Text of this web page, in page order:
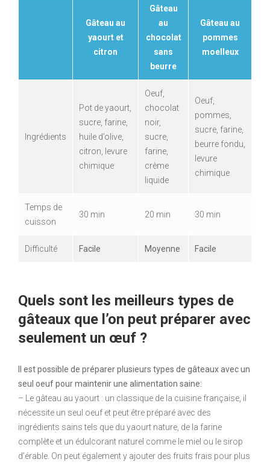
Gâteau au
yaourt et
citron
Gâteau
au
chocolat
sans
beurre
Gâteau au
pommes
moelleux
Ingrédients
Pot de yaourt,
sucre, farine,
huile d’olive,
citron, levure
chimique
Oeuf,
chocolat
noir,
sucre,
farine,
crème
liquide
Oeuf,
pommes,
sucre, farine,
beurre fondu,
levure
chimique
Temps de
cuisson
30 min 20 min 30 min
Difficulté Facile Moyenne Facile
Quels sont les meilleurs types de
gâteaux que l’on peut préparer avec
seulement un œuf ?
Il est possible de préparer plusieurs types de gâteaux avec un
seul oeuf pour maintenir une alimentation saine:
– Le gâteau au yaourt : un classique de la cuisine française, il
nécessite un seul oeuf et peut être préparé avec des
ingrédients sains tels que du yaourt nature, de la farine
complète et un édulcorant naturel comme le miel ou le sirop
d’érable. On peut également y ajouter des fruits frais pour plus